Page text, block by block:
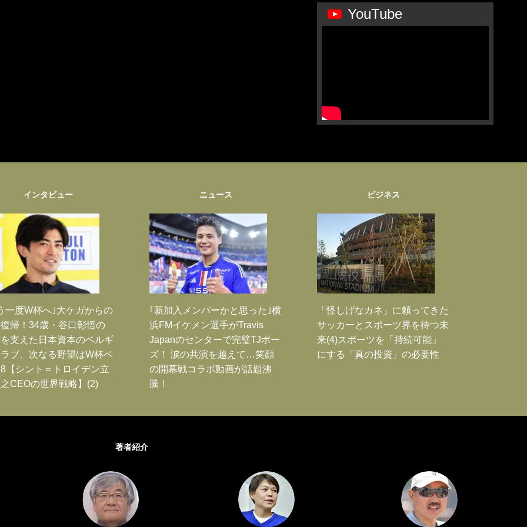
YouTube
インタビュー
一度W杯へ｣大ケガからの
帰！34歳・谷口彰悟の
支えた日本資本のベルギ
ブ、次なる野望はW杯ベ
【シント＝トロイデン立
CEOの世界戦略】(2)
ニュース
｢新加入メンバーかと思った｣横
浜FMイケメン選手がTravis
Japanのセンターで完璧TJポー
ズ！ 涙の共演を越えて…笑顔
の開幕戦コラボ動画が話題沸
騰！
ビジネス
「怪しげなカネ」に頼ってきた
サッカーとスポーツ界を待つ未
来(4)スポーツを「持続可能」
にする「真の投資」の必要性
著者紹介